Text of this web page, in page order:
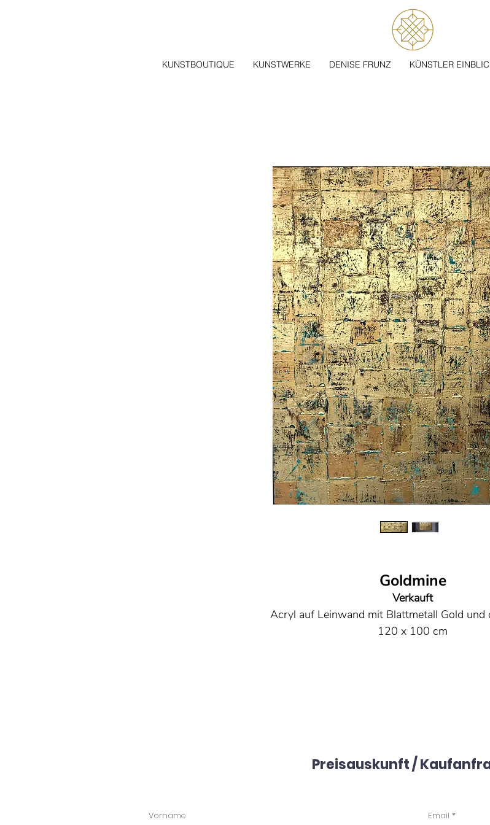
KUNSTBOUTIQUE KUNSTWERKE DENISE FRUNZ KÜNSTLER
Goldmine
Verkauft
Acryl auf Leinwand mit Blattmetall Gold und
120 x 100 cm
Entschlossenheit und Weisheit. Schürfe tief,
Preisauskunft /
Vorname Email